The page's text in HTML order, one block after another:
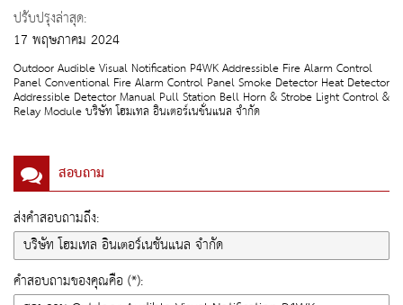
ปรับปรุงล่าสุด:
17 พฤษภาคม 2024
Outdoor Audible Visual Notification P4WK Addressible Fire Alarm Control
Panel Conventional Fire Alarm Control Panel Smoke Detector Heat Detector
Addressible Detector Manual Pull Station Bell Horn & Strobe Light Control &
Relay Module บริษัท โฮมเทล อินเตอร์เนชั่นแนล จำกัด
สอบถาม
ส่งคำสอบถามถึง:
คำสอบถามของคุณคือ (*):